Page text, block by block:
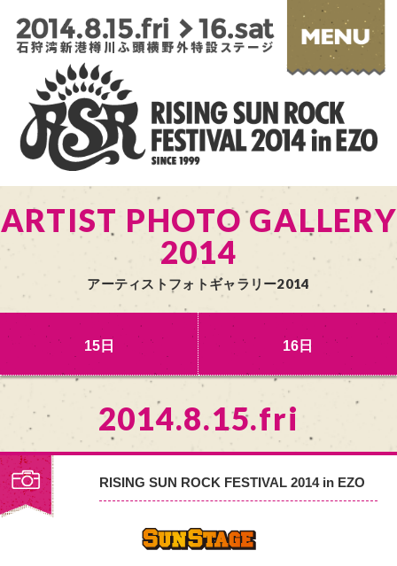
ARTIST PHOTO GALLERY
2014
アーティストフォトギャラリー2014
15日 16日
2014.8.15.fri
RISING SUN ROCK FESTIVAL 2014 in EZO